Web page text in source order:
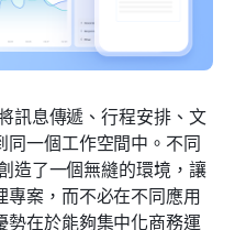
訊息傳遞、行程安排、文
一個工作空間中。不同
造了一個無縫的環境，讓
專案，而不必在不同應用
在於能夠集中化商務運